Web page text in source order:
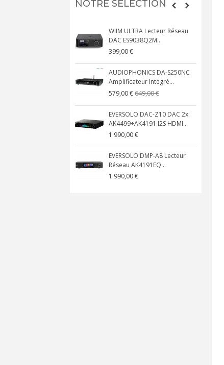
NOTRE SÉLECTION
WIIM ULTRA Lecteur Réseau
DAC ES9038Q2M...
399,00 €
AUDIOPHONICS DA-S250NC
Amplificateur Intégré...
579,00 €649,00 €
EVERSOLO DAC-Z10 DAC 2x
AK4499+AK4191 I2S HDMI...
1 990,00 €
EVERSOLO DMP-A8 Lecteur
Réseau AK4191EQ...
1 990,00 €